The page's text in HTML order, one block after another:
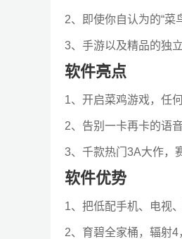
2、即使你自认为的“菜
3、手游以及精品的独
软件亮点
1、开启菜鸡游戏，任
2、告别一卡再卡的语
3、千款热门3A大作，
软件优势
1、把低配手机、电视
2、育碧全家桶，辐射4